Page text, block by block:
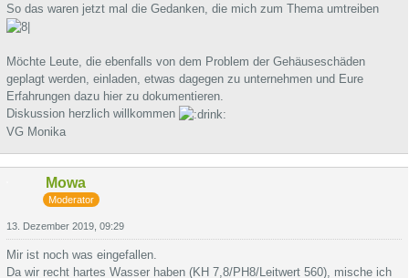
So das waren jetzt mal die Gedanken, die mich zum Thema umtreiben
Möchte Leute, die ebenfalls von dem Problem der Gehäuseschäden
geplagt werden, einladen, etwas dagegen zu unternehmen und Eure
Erfahrungen dazu hier zu dokumentieren.
Diskussion herzlich willkommen
VG Monika
Mowa
Moderator
13. Dezember 2019, 09:29
Mir ist noch was eingefallen.
Da wir recht hartes Wasser haben (KH 7,8/PH8/Leitwert 560), mische ich